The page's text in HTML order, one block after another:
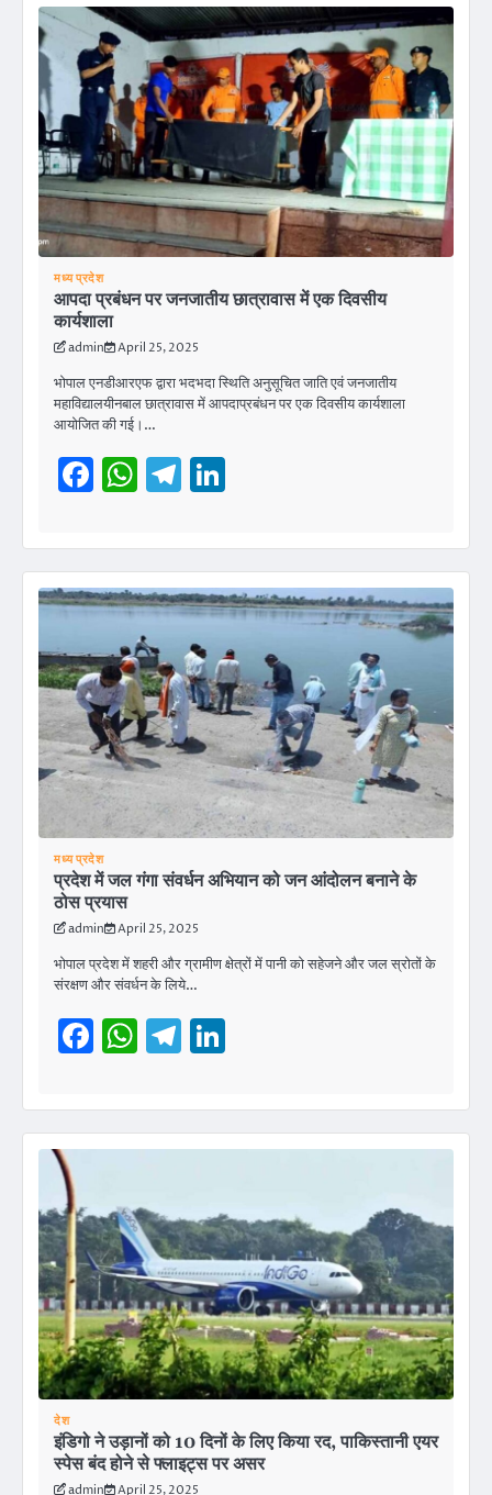
मध्य प्रदेश
आपदा प्रबंधन पर जनजातीय छात्रावास में एक दिवसीय
कार्यशाला
admin April 25, 2025
भोपाल एनडीआरएफ द्वारा भदभदा स्थिति अनुसूचित जाति एवं जनजातीय
महाविद्यालयीनबाल छात्रावास में आपदाप्रबंधन पर एक दिवसीय कार्यशाला
आयोजित की गई।…
Facebook
WhatsApp
Telegram
मध्य प्रदेश
प्रदेश में जल गंगा संवर्धन अभियान को जन आंदोलन बनाने के
ठोस प्रयास
admin April 25, 2025
भोपाल प्रदेश में शहरी और ग्रामीण क्षेत्रों में पानी को सहेजने और जल स्रोतों के
संरक्षण और संवर्धन के लिये…
Facebook
WhatsApp
Telegram
देश
इंडिगो ने उड़ानों को 10 दिनों के लिए किया रद, पाकिस्तानी एयर
स्पेस बंद होने से फ्लाइट्स पर असर
admin April 25, 2025